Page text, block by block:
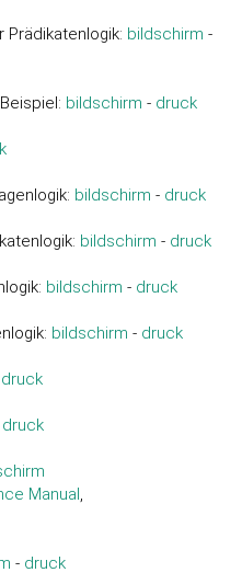
bildschirm -
bildschirm - druck
bildschirm - druck
bildschirm - druck
bildschirm - druck
bildschirm - druck
druck
druck
Manual,
- druck